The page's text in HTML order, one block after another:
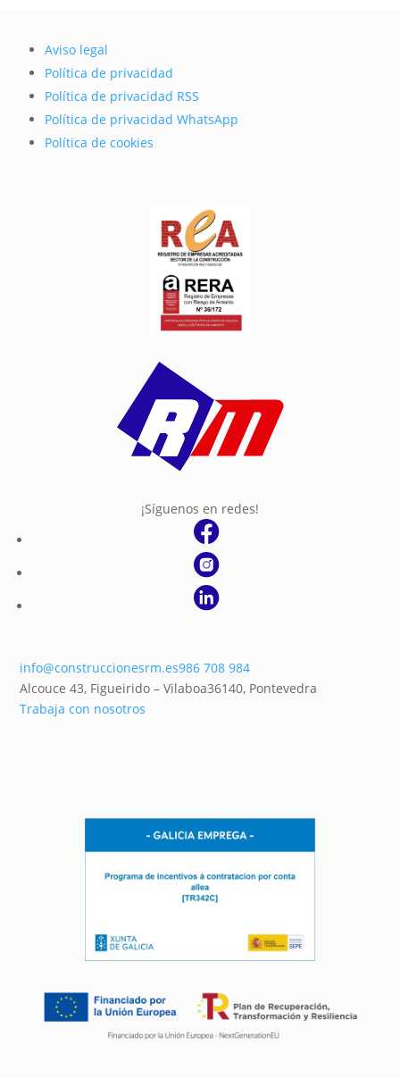
Aviso legal
Política de privacidad
Política de privacidad RSS
Política de privacidad WhatsApp
Política de cookies
¡Síguenos en redes!
info@construccionesrm.es986 708 984
Alcouce 43, Figueirido – Vilaboa36140, Pontevedra
Trabaja con nosotros